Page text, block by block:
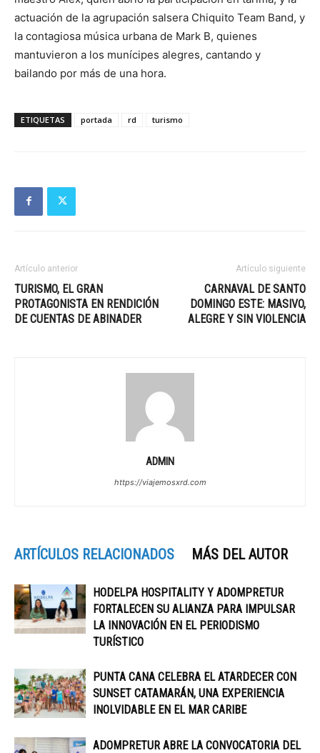
actuación de la agrupación salsera Chiquito Team Band, y
la contagiosa música urbana de Mark B, quienes
mantuvieron a los munícipes alegres, cantando y
bailando por más de una hora.
ETIQUETAS portada rd turismo
Artículo anterior
TURISMO, EL GRAN
PROTAGONISTA EN RENDICIÓN
DE CUENTAS DE ABINADER
Artículo siguiente
CARNAVAL DE SANTO
DOMINGO ESTE: MASIVO,
ALEGRE Y SIN VIOLENCIA
ADMIN
https://viajemosxrd.com
ARTÍCULOS RELACIONADOS MÁS DEL AUTOR
HODELPA HOSPITALITY Y ADOMPRETUR
FORTALECEN SU ALIANZA PARA IMPULSAR
LA INNOVACIÓN EN EL PERIODISMO
TURÍSTICO
PUNTA CANA CELEBRA EL ATARDECER CON
SUNSET CATAMARÁN, UNA EXPERIENCIA
INOLVIDABLE EN EL MAR CARIBE
ADOMPRETUR ABRE LA CONVOCATORIA DEL